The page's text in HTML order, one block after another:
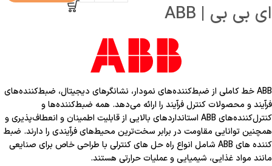
ای بی بی | ABB
ABB خط کاملی از ضبط‌کننده‌های نمودار، نشانگرهای دیجیتال، ضبط‌کننده‌های
فرآیند و محصولات کنترل فرآیند را ارائه می‌دهد. همه ضبط‌کننده‌ها و
کنترل‌کننده‌های ABB استانداردهای بالایی از قابلیت اطمینان و انعطاف‌پذیری و
همچنین توانایی مقاومت در برابر سخت‌ترین محیط‌های فرآیندی را دارند. ضبط
کننده های ABB شامل انواع راه حل های کنترلی با طراحی خاص برای صنایعی
مانند مواد غذایی، شیمیایی و عملیات حرارتی هستند.